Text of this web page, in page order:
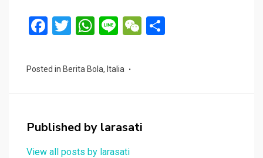
F
ce
o
k
T
tt
W
at
p
p
Li
e
W
Posted in Berita Bola, Italia
Published by larasati
View all posts by larasati